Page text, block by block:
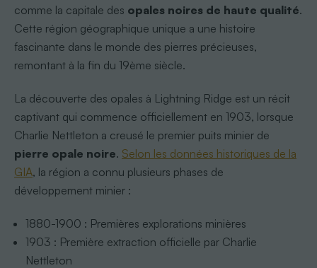
comme la capitale des opales noires de haute qualité.
Cette région géographique unique a une histoire
fascinante dans le monde des pierres précieuses,
remontant à la fin du 19ème siècle.
La découverte des opales à Lightning Ridge est un récit
captivant qui commence officiellement en 1903, lorsque
Charlie Nettleton a creusé le premier puits minier de
pierre opale noire. Selon les données historiques de la
GIA, la région a connu plusieurs phases de
développement minier :
1880-1900 : Premières explorations minières
1903 : Première extraction officielle par Charlie
Nettleton